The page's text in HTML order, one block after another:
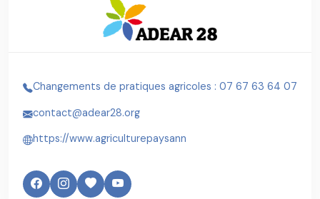
Changements de pratiques agricoles : 07 67 63 64 07
contact@adear28.org
https://www.agriculturepaysann